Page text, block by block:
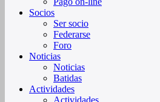
Socios
Ser socio
Federarse
Foro
Noticias
Noticias
Batidas
Actividades
Actividades